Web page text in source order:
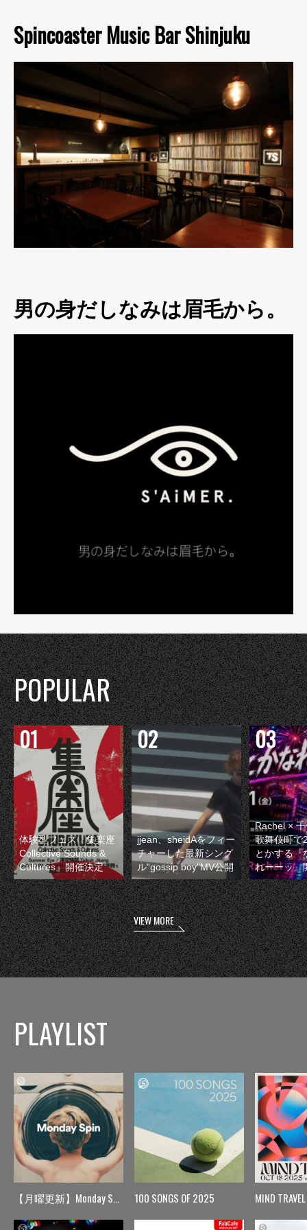
Spincoaster Music Bar Shinjuku
男の身だしなみは眉毛から。
POPULAR
体験型フェス『集楽座
Collective Sounds &
Cultures』開催決定
jjean、sheidAをフィー
チャーした最新シング
ル“gossip boy”MV公開
Rachel ×
歌舞伎町で
とかする『
れーーッ』
VIEW MORE
PLAYLIST
【月曜更新】Monday Spin 100 SONGS OF 2025 MIND TRAVEL